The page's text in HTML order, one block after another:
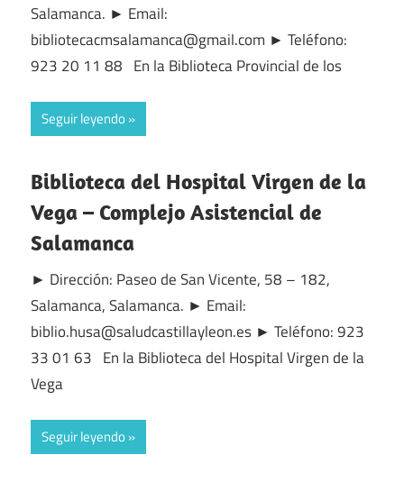
Salamanca. ► Email:
bibliotecacmsalamanca@gmail.com ► Teléfono:
923 20 11 88 En la Biblioteca Provincial de los
Seguir leyendo
Biblioteca del Hospital Virgen de la
Vega – Complejo Asistencial de
Salamanca
► Dirección: Paseo de San Vicente, 58 – 182,
Salamanca, Salamanca. ► Email:
biblio.husa@saludcastillayleon.es ► Teléfono: 923
33 01 63 En la Biblioteca del Hospital Virgen de la
Vega
Seguir leyendo